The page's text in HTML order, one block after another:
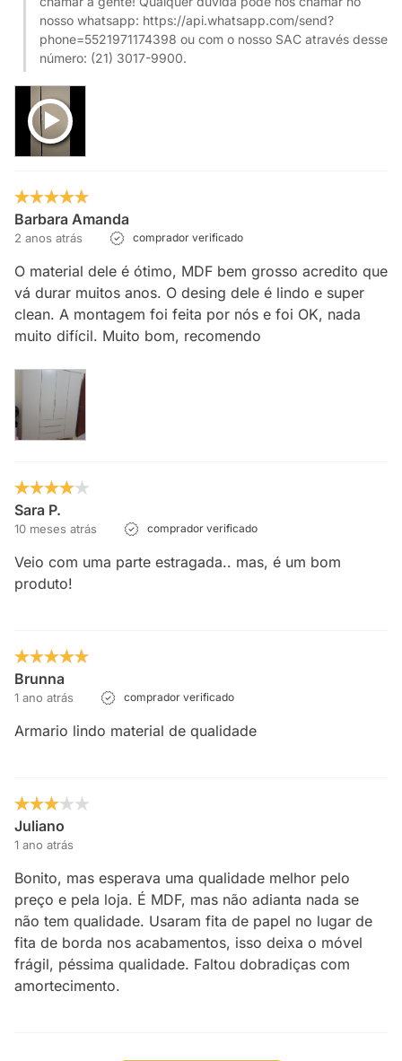
nosso whatsapp: https://api.whatsapp.com/send?
phone=5521971174398 ou com o nosso SAC através desse
número: (21) 3017-9900.
Barbara Amanda
2 anos atrás comprador verificado
O material dele é ótimo, MDF bem grosso acredito que
vá durar muitos anos. O desing dele é lindo e super
clean. A montagem foi feita por nós e foi OK, nada
muito difícil. Muito bom, recomendo
Sara P.
10 meses atrás comprador verificado
Veio com uma parte estragada.. mas, é um bom
produto!
Brunna
1 ano atrás comprador verificado
Armario lindo material de qualidade
Juliano
1 ano atrás
Bonito, mas esperava uma qualidade melhor pelo
preço e pela loja. É MDF, mas não adianta nada se
não tem qualidade. Usaram fita de papel no lugar de
fita de borda nos acabamentos, isso deixa o móvel
frágil, péssima qualidade. Faltou dobradiças com
amortecimento.